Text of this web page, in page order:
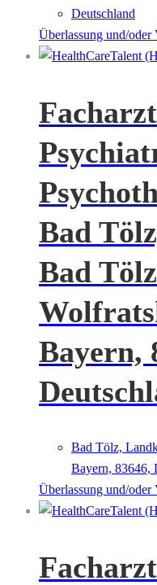
Deutschland
Überlassung und/oder
Bad
Bad
Bayern,
Bad Tölz,
Bayern, 83646,
Überlassung und/oder